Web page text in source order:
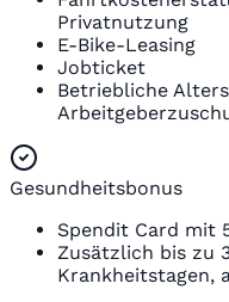
Privatnutzung
E-Bike-Leasing
Jobticket
Betriebliche
Gesundheitsbonus
Spendit Card mit
Zusätzlich bis zu
Krankheitstagen,